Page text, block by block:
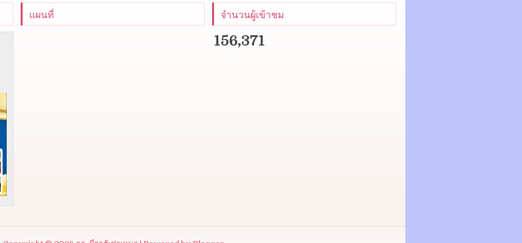
แผนที่ จำนวนผู้เข้าชม
156,371